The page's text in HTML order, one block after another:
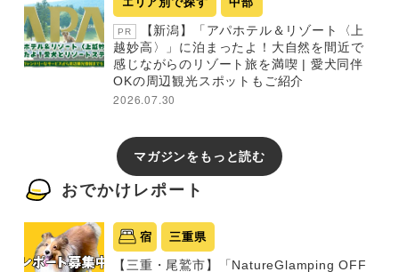
PR
【新潟】「アパホテル＆リゾート〈上
越妙高〉」に泊まったよ！大自然を間近で
感じながらのリゾート旅を満喫 | 愛犬同伴
OKの周辺観光スポットもご紹介
2026.07.30
マガジンをもっと読む
おでかけレポート
宿 三重県
【三重・尾鷲市】「NatureGlamping OFF